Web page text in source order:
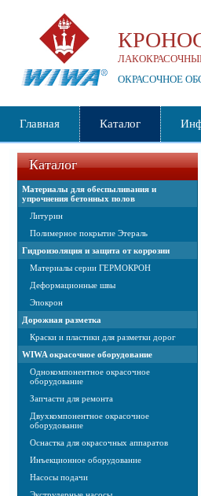
ОКРАСОЧНОЕ
Главная Каталог
Каталог
Материалы для обеспыливания и
упрочнения бетонных полов
Литурин
Полимерное покрытие Этераль
Гидроизоляция и защита от коррозии
Материалы серии ГЕРМОКРОН
Деформационные швы
Эпокрон
Дорожная разметка
Краски и пластики для разметки дорог
WIWA окрасочное оборудование
Однокомпонентное окрасочное
оборудование
Запчасти для ремонта
Двухкомпонентное окрасочное
оборудование
Оснастка для окрасочных аппаратов
Инъекционное оборудование
Насосы подачи